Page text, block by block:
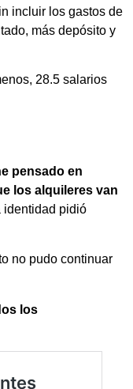
incluir los gastos de
más depósito y
28.5 salarios
pensado en
los alquileres van
identidad pidió
no pudo continuar
los